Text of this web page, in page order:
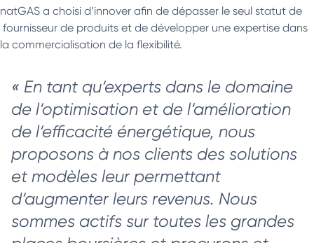
natGAS a choisi d’innover afin de dépasser le seul statut de
fournisseur de produits et de développer une expertise dans
la commercialisation de la flexibilité.
« En tant qu‘experts dans le domaine
de l‘optimisation et de l‘amélioration
de l‘efficacité énergétique, nous
proposons à nos clients des solutions
et modèles leur permettant
d‘augmenter leurs revenus. Nous
sommes actifs sur toutes les grandes